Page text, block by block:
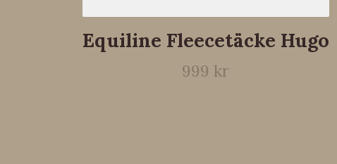
Equiline Fleecetäcke Hugo
999 kr